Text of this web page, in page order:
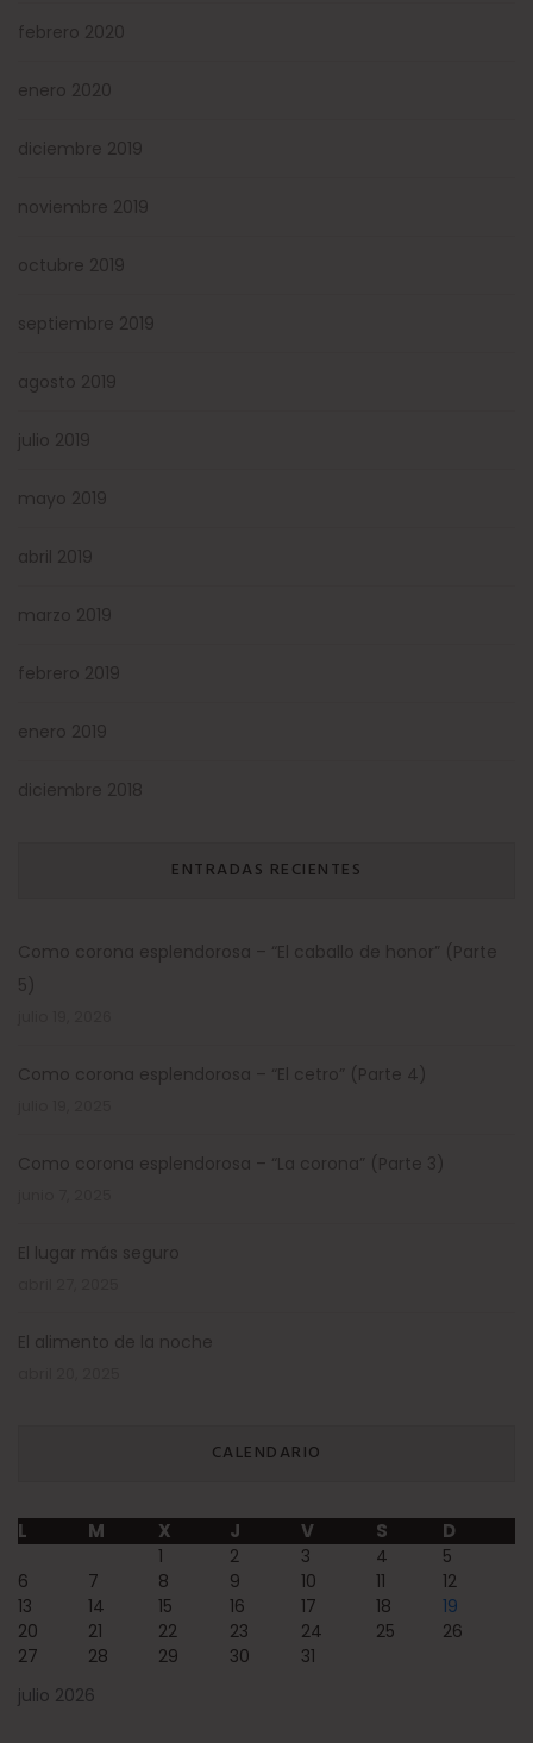
febrero 2020
enero 2020
diciembre 2019
noviembre 2019
octubre 2019
septiembre 2019
agosto 2019
julio 2019
mayo 2019
abril 2019
marzo 2019
febrero 2019
enero 2019
diciembre 2018
ENTRADAS RECIENTES
Como corona esplendorosa – “El caballo de honor” (Parte
5)
Como corona esplendorosa – “El cetro” (Parte 4)
Como corona esplendorosa – “La corona” (Parte 3)
El lugar más seguro
El alimento de la noche
CALENDARIO
julio 2026
L M X J V S D
1 2 3 4
5
6
7 8 9 10 11
12
13
14 15 16 17 18
19
20
21 22 23 24 25
26
27
28 29 30 31